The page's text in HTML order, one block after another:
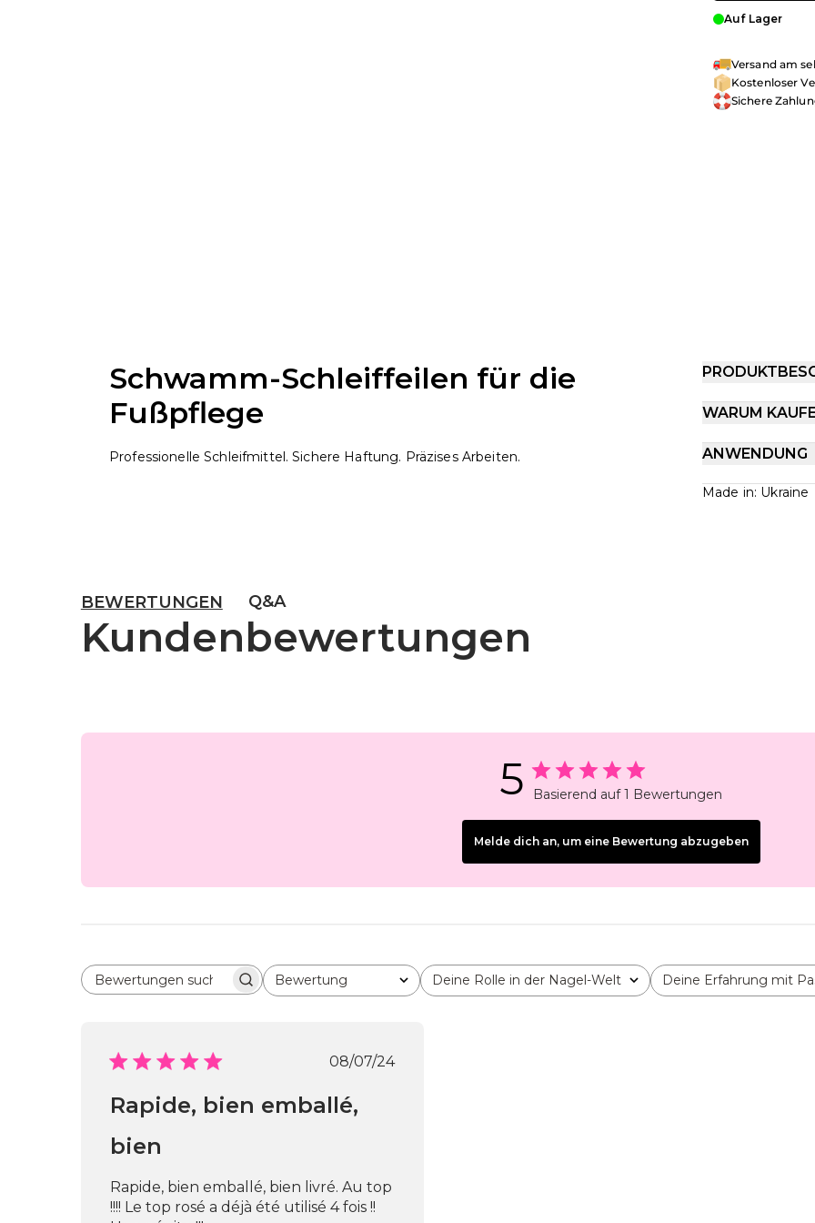
Auf Lager
Versand am
Kostenloser
Sichere
Schwamm-Schleiffeilen für die
Fußpflege
Professionelle Schleifmittel. Sichere Haftung. Präzises Arbeiten.
WARUM
ANWENDUNG
Made in: Ukraine
BEWERTUNGEN Q&A
Kundenbewertungen
5 Basierend auf 1 Bewertungen
Melde dich an, um eine Bewertung abzugeben
Bewertungen suchen
Bewertung
Alle Bewertungen Deine Rolle in der Nagel-Welt
Alle Deine Erfahrung mit
Alle
Veröffentlichungsdatum
08/07/24
Rapide, bien emballé,
bien
Rapide, bien emballé, bien livré. Au top
!!!! Le top rosé a déjà été utilisé 4 fois !!